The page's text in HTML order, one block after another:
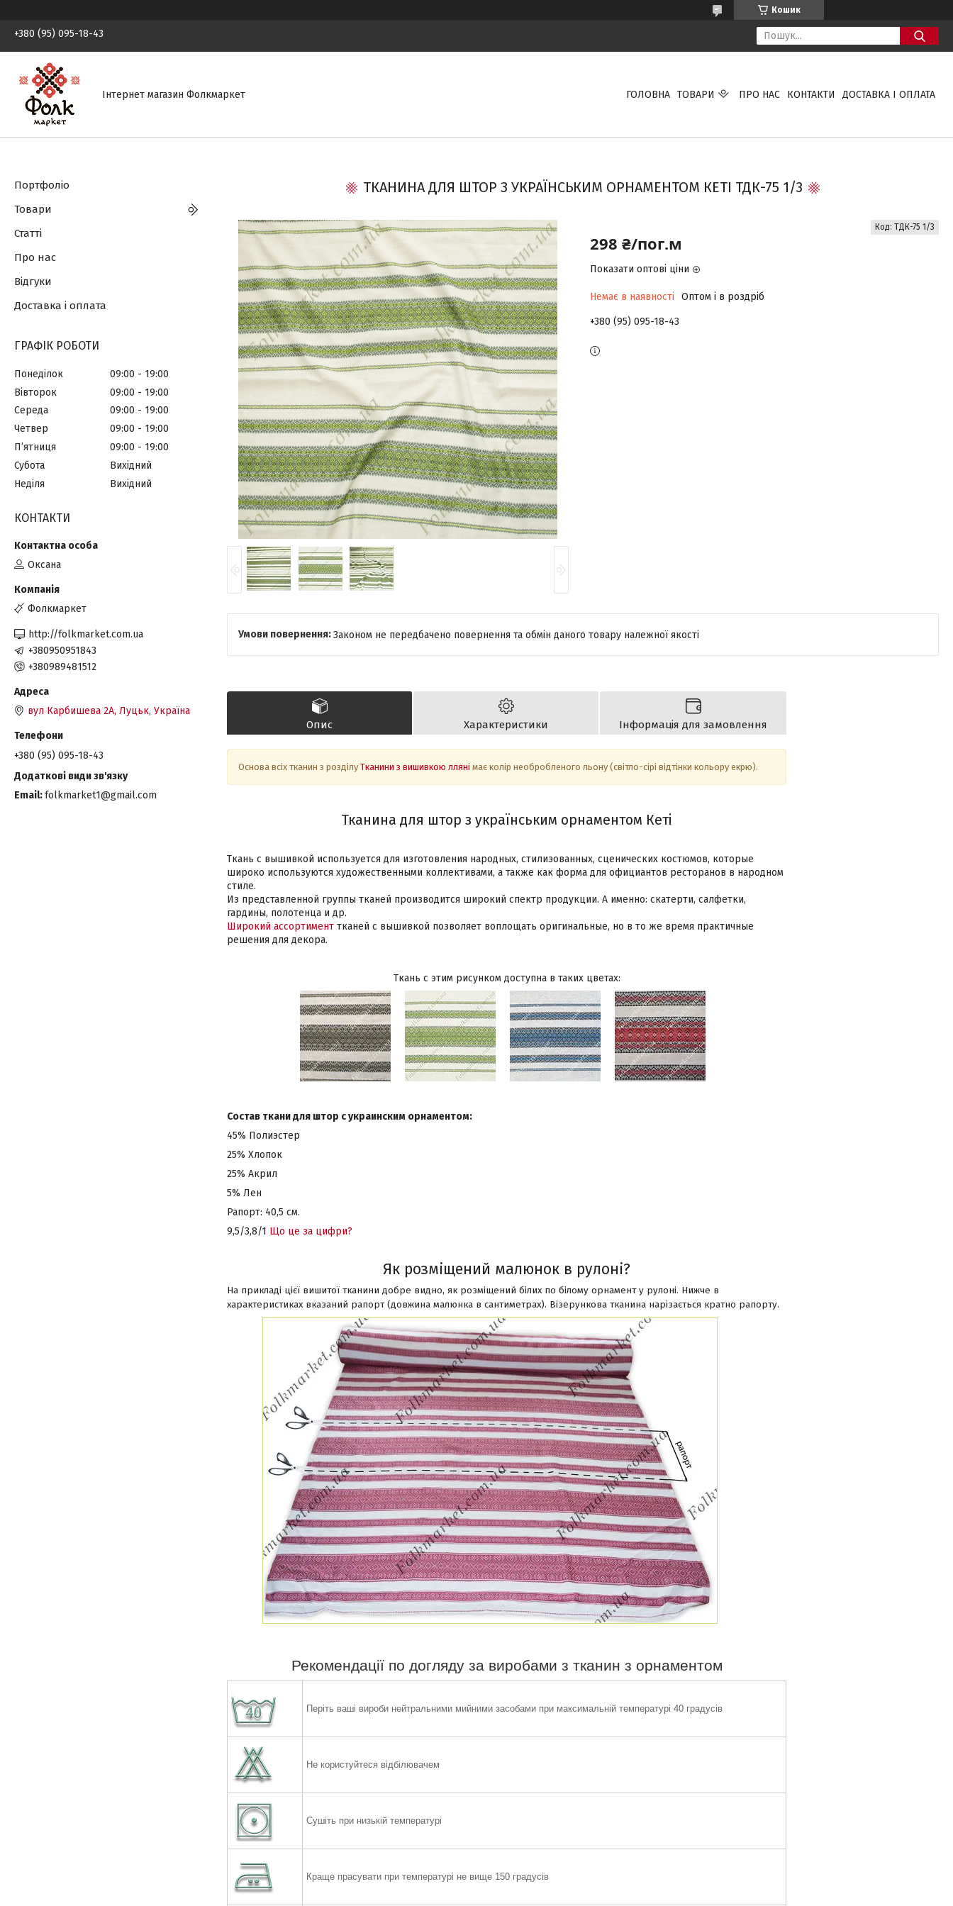
Кошик
+380 (95) 095-18-43
Інтернет магазин Фолкмаркет ГОЛОВНА ТОВАРИ ПРО НАС КОНТАКТИ ДОСТАВКА І ОПЛАТА
ТКАНИНА ДЛЯ ШТОР З УКРАЇНСЬКИМ ОРНАМЕНТОМ КЕТІ ТДК-75 1/3
298 ₴/пог.м
Показати оптові ціни
Немає в наявності Оптом і в роздріб
Код: ТДК-75 1/3
+380 (95) 095-18-43
Законом не передбачено повернення та обмін даного товару належної якості
Опис Характеристики Інформація для замовлення
Основа всіх тканин з розділу Тканини з вишивкою лляні має колір необробленого льону (світло-сірі відтінки кольору екрю).
Тканина для штор з українським орнаментом Кеті
Ткань с вышивкой используется для изготовления народных, стилизованных, сценических костюмов, которые
широко используются художественными коллективами, а также как форма для официантов ресторанов в народном
стиле.
Из представленной группы тканей производится широкий спектр продукции. А именно: скатерти, салфетки,
гардины, полотенца и др.
Широкий ассортимент тканей с вышивкой позволяет воплощать оригинальные, но в то же время практичные
решения для декора.
Ткань с этим рисунком доступна в таких цветах:
Состав ткани для штор с украинским орнаментом:
45% Полиэстер
25% Хлопок
25% Акрил
5% Лен
Рапорт: 40,5 см.
9,5/3,8/1 Що це за цифри?
Як розміщений малюнок в рулоні?
На прикладі цієї вишитої тканини добре видно, як розміщений білих по білому орнамент у рулоні. Нижче в
характеристиках вказаний рапорт (довжина малюнка в сантиметрах). Візерункова тканина нарізається кратно рапорту.
Рекомендації по догляду за виробами з тканин з орнаментом
Періть ваші вироби нейтральними мийними засобами при максимальній температурі 40 градусів
Не користуйтеся відбілювачем
Сушіть при низькій температурі
Краще прасувати при температурі не вище 150 градусів
Портфоліо
Товари
Статті
Про нас
Відгуки
Доставка і оплата
ГРАФІК РОБОТИ
Понеділок 09:00
19:00
Вівторок
09:00
19:00
Середа
09:00
19:00
Четвер
09:00
19:00
Пʼятниця
09:00
19:00
Субота
Вихідний
Неділя
Вихідний
КОНТАКТИ
Оксана
Фолкмаркет
http://folkmarket.com.ua
+380950951843
+380989481512
вул Карбишева 2А, Луцьк, Україна
+380 (95) 095-18-43
Email folkmarket1@gmail.com